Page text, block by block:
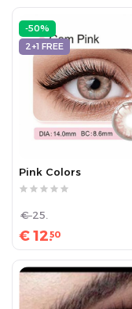
-50%
2+1 FREE
Pink Colors
€12.50
€25.